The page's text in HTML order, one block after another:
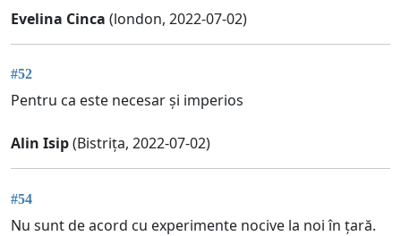
Evelina Cinca (london, 2022-07-02)
#52
Pentru ca este necesar și imperios
Alin Isip(Bistrița, 2022-07-02)
#54
Nu sunt de acord cu experimente nocive la noi în țară.